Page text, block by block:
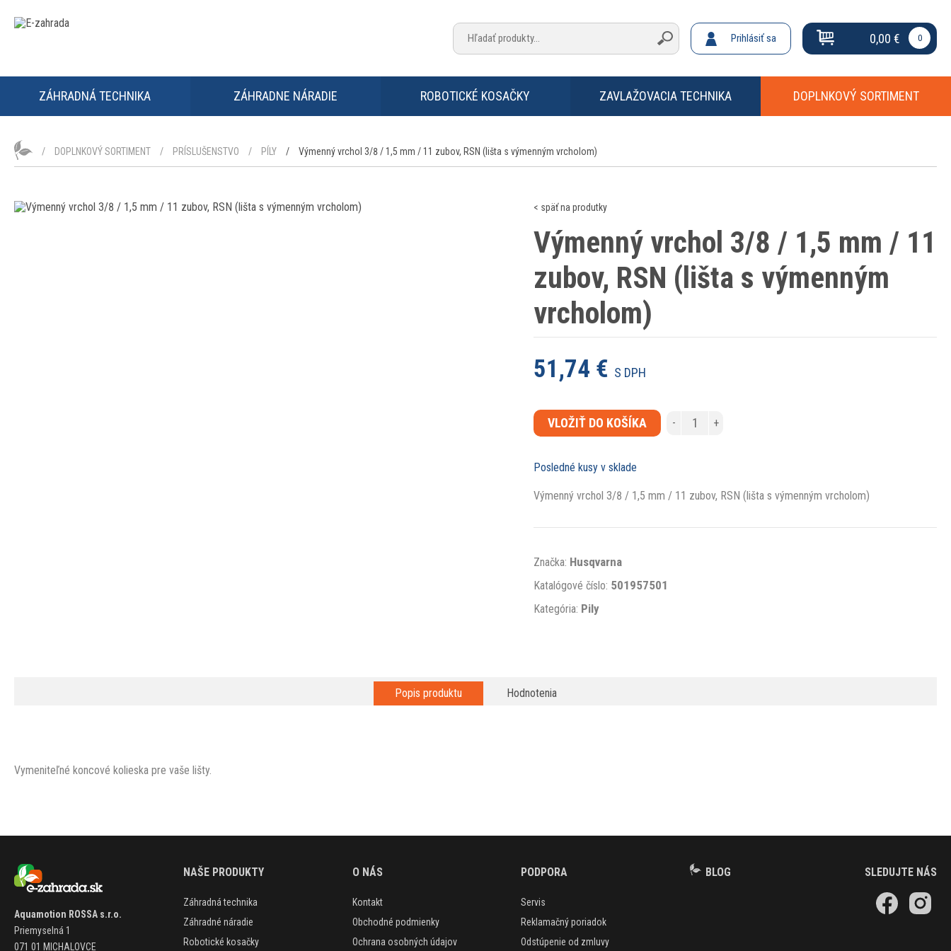
Prihlásiť sa 0,00 € 0
ZÁHRADNÁ TECHNIKA ZÁHRADNE NÁRADIE ROBOTICKÉ KOSAČKY ZAVLAŽOVACIA TECHNIKA DOPLNKOVÝ SORTIMENT
DOPLNKOVÝ SORTIMENT PRÍSLUŠENSTVO PÍLY Výmenný vrchol 3/8 / 1,5 mm / 11 zubov, RSN (lišta s výmenným vrcholom)
< späť na produtky
Výmenný vrchol 3/8 / 1,5 mm / 11
zubov, RSN (lišta s výmenným
vrcholom)
51,74 € S DPH
VLOŽIŤ DO KOŠÍKA - +
Posledné kusy v sklade
Výmenný vrchol 3/8 / 1,5 mm / 11 zubov, RSN (lišta s výmenným vrcholom)
Značka: Husqvarna
Katalógové číslo: 501957501
Kategória: Pily
Popis produktu Hodnotenia
Vymeniteľné koncové kolieska pre vaše lišty.
Aquamotion ROSSA s.r.o.
Priemyselná 1
071 01 MICHALOVCE
NAŠE PRODUKTY
Záhradná technika
Záhradné náradie
Robotické kosačky
O NÁS
Kontakt
Obchodné podmienky
Ochrana osobných údajov
PODPORA
Servis
Reklamačný poriadok
Odstúpenie od zmluvy
BLOG SLEDUJTE NÁS